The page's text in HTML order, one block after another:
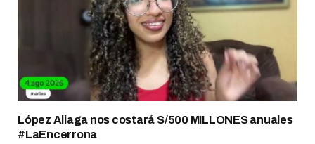
López Aliaga nos costará S/500 MILLONES anuales
#LaEncerrona